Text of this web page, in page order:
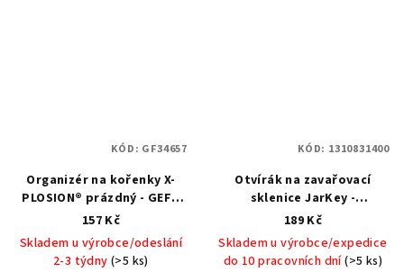
Organizér na kořenky X-
PLOSION® prázdný - GEFU
Stojánek na kořenky X-
PLOSION® - GEFU
157 Kč
Skladem u výrobce/odeslání
2-3 týdny(>5 ks)
KÓD: GF34657
Otvírák na zavařovací
sklenice JarKey -
Küchenprofi
otvírák na sklenice -
Küchenprofi
189 Kč
Skladem u výrobce/expedice
do 10 pracovních dní(>5 ks)
KÓD: 1310831400